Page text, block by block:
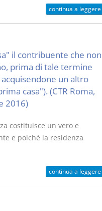
continua a leggere
il contribuente che non
prima di tale termine
un altro
casa"). (CTR Roma,
2016)
costituisce un vero e
e poiché la residenza
continua a leggere
(iva incl.)